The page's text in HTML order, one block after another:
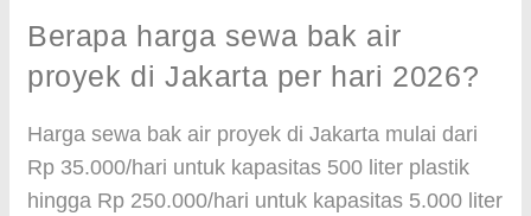
Berapa harga sewa bak air
proyek di Jakarta per hari 2026?
Harga sewa bak air proyek di Jakarta mulai dari
Rp 35.000/hari untuk kapasitas 500 liter plastik
hingga Rp 250.000/hari untuk kapasitas 5.000 liter